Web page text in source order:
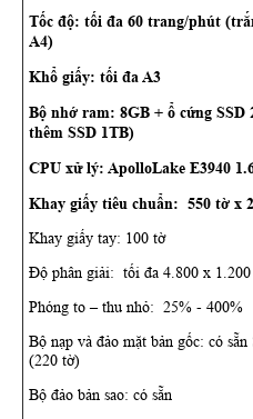
Tốc độ: tối đa 60 trang/phút
A4)
Khổ giấy: tối đa A3
Bộ nhớ ram: 8GB + ổ cứng SSD
thêm SSD 1TB)
CPU xử lý: ApolloLake E3940
Khay giấy tiêu chuẩn: 550 tờ x
Khay giấy tay: 100 tờ
Độ phân giải: tối đa 4.800 x
Phóng to – thu nhỏ: 25% - 400%
Bộ nạp và đảo mặt bản gốc: có
(220 tờ)
Bộ đảo bản sao: có sẵn